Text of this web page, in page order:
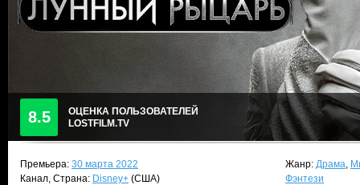
8.5
ОЦЕНКА ПОЛЬЗОВАТЕЛЕЙ
LOSTFILM.TV
Премьера: 30 марта 2022
Канал, Страна: Disney+ (США)
Жанр: Драма,
Фэнтези